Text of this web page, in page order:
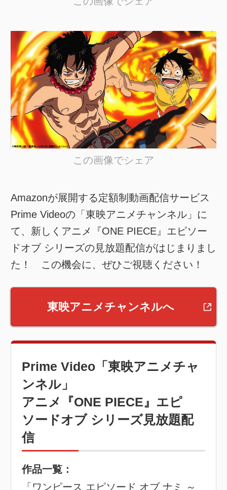
この画像でシェア
Amazonが展開する定額制動画配信サービス
Prime Videoの「東映アニメチャンネル」に
て、新しくアニメ『ONE PIECE』エピソー
ドオブ シリーズの見放題配信がはじまりまし
た！ この機会に、ぜひご視聴ください！
東映アニメチャンネルへ
Prime Video「東映アニメチャ
ンネル」
アニメ『ONE PIECE』エピ
ソードオブ シリーズ見放題配
信
作品一覧：
「ワンピース エピソード オブ ナミ ～